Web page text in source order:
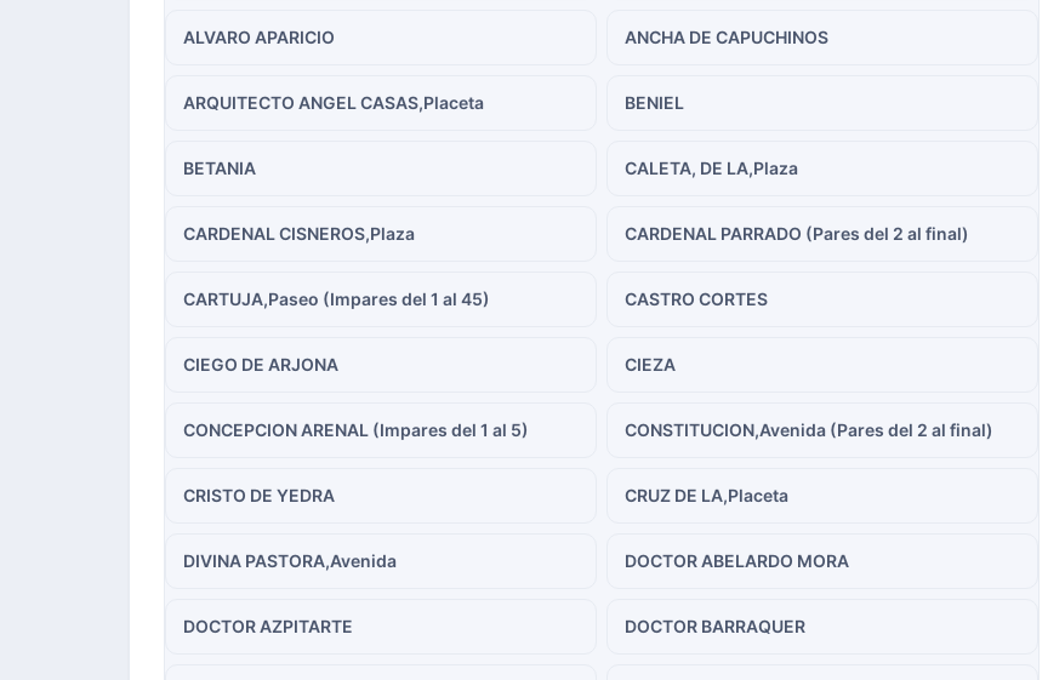
ALVARO APARICIO ANCHA DE CAPUCHINOS
ARQUITECTO ANGEL CASAS,Placeta BENIEL
BETANIA CALETA, DE LA,Plaza
CARDENAL CISNEROS,Plaza CARDENAL PARRADO (Pares del 2 al final)
CARTUJA,Paseo (Impares del 1 al 45) CASTRO CORTES
CIEGO DE ARJONA CIEZA
CONCEPCION ARENAL (Impares del 1 al 5) CONSTITUCION,Avenida (Pares del 2 al final)
CRISTO DE YEDRA CRUZ DE LA,Placeta
DIVINA PASTORA,Avenida DOCTOR ABELARDO MORA
DOCTOR AZPITARTE DOCTOR BARRAQUER